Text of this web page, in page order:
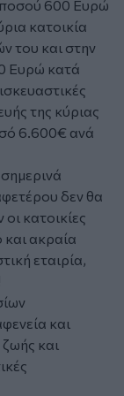
ποσού 600 Ευρώ
κατοικία
του και στην
Ευρώ κατά
της κύριας
6.600€ ανά
δεν θα
κατοικίες
και ακραία
εταιρία,
και
και